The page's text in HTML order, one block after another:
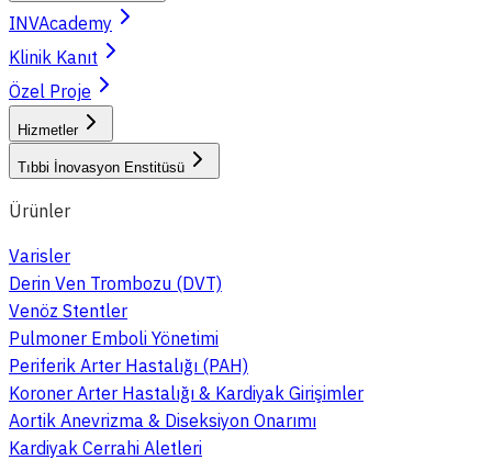
INVAcademy
Klinik Kanıt
Özel Proje
Hizmetler
Tıbbi İnovasyon Enstitüsü
Ürünler
Varisler
Derin Ven Trombozu (DVT)
Venöz Stentler
Pulmoner Emboli Yönetimi
Periferik Arter Hastalığı (PAH)
Koroner Arter Hastalığı & Kardiyak Girişimler
Aortik Anevrizma & Diseksiyon Onarımı
Kardiyak Cerrahi Aletleri